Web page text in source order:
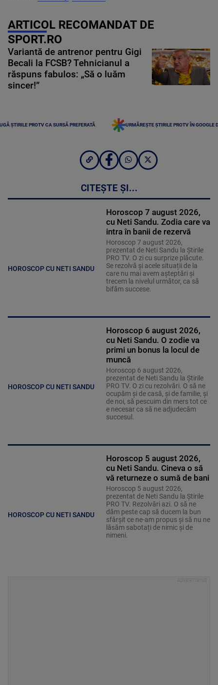
ARTICOL RECOMANDAT DE
SPORT.RO
Variantă de antrenor pentru Gigi
Becali la FCSB? Tehnicianul a
răspuns fabulos: „Să o luăm
sincer!”
ȘTIRILE PROTV CA SURSĂ PREFERATĂ URMĂREȘTE ȘTIRILE PROTV ÎN GOOGLE
CITEȘTE ȘI...
HOROSCOP CU NETI SANDU
Horoscop 7 august 2026,
cu Neti Sandu. Zodia care va
intra în banii de rezervă
Horoscop 7 august 2026,
prezentat de Neti Sandu la Știrile
PRO TV. O zi cu surprize plăcute.
Se rezolvă și acele situații de la
care nu mai avem așteptări și
trecem la nivelul următor, ca să
bifăm succese.
HOROSCOP CU NETI SANDU
Horoscop 6 august 2026,
cu Neti Sandu. O zodie va
primi un bonus la locul de
muncă
Horoscop 6 august 2026,
prezentat de Neti Sandu la Știrile
PRO TV. O zi cu rezolvări. O să ne
ocupăm și de casă, și de familie, și
de noi, să pescuim din mers tot ce
e necesar ca să ne adjudecăm
succesul.
HOROSCOP CU NETI SANDU
Horoscop 5 august 2026,
cu Neti Sandu. Cineva o să
vă returneze o sumă de bani
Horoscop 5 august 2026,
prezentat de Neti Sandu la Știrile
PRO TV. Rezolvări azi. O să ne
dăm peste cap să ducem la bun
sfârșit ce ne-am propus și să nu ne
lăsăm sabotați de nimic și de
nimeni.